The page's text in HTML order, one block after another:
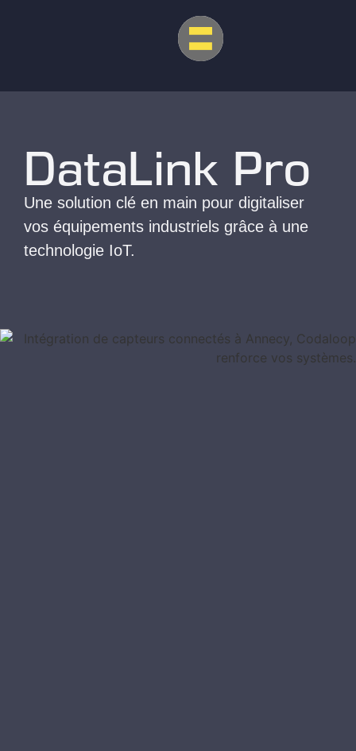
DataLink Pro
Une solution clé en main pour digitaliser
vos équipements industriels grâce à une
technologie IoT.